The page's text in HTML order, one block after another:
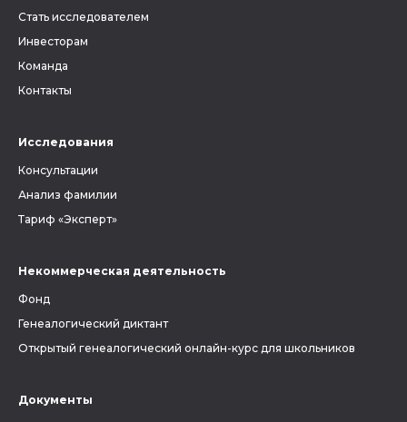
Стать исследователем
Инвесторам
Команда
Контакты
Исследования
Консультации
Анализ фамилии
Тариф «Эксперт»
Некоммерческая деятельность
Фонд
Генеалогический диктант
Открытый генеалогический онлайн-курс для школьников
Документы